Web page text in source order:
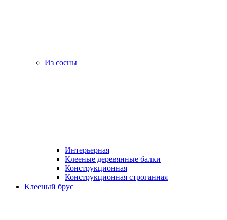
Из сосны
Интерьерная
Клееные деревянные балки
Конструкционная
Конструкционная строганная
Клееный брус